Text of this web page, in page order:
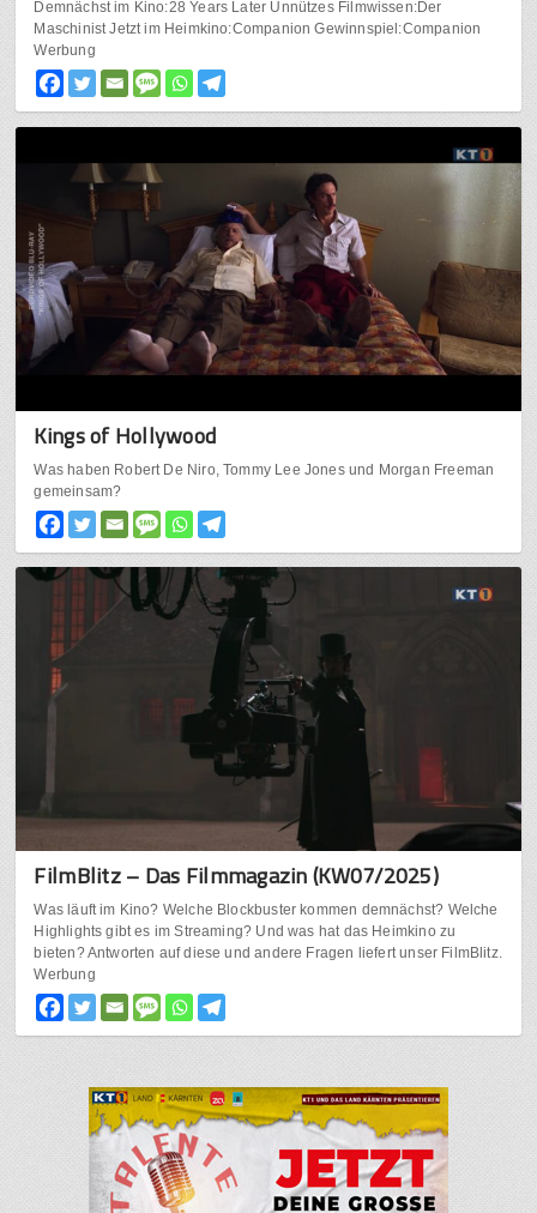
Demnächst im Kino:28 Years Later Unnützes Filmwissen:Der
Maschinist Jetzt im Heimkino:Companion Gewinnspiel:Companion
Werbung
Kings of Hollywood
Was haben Robert De Niro, Tommy Lee Jones und Morgan Freeman
gemeinsam?
FilmBlitz – Das Filmmagazin (KW07/2025)
Was läuft im Kino? Welche Blockbuster kommen demnächst? Welche
Highlights gibt es im Streaming? Und was hat das Heimkino zu
bieten? Antworten auf diese und andere Fragen liefert unser FilmBlitz.
Werbung